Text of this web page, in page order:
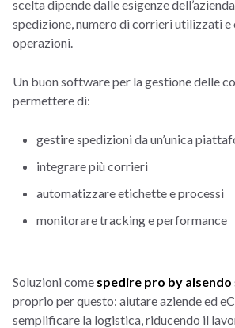
scelta dipende dalle esigenze
spedizione, numero di corrieri utilizzati e
operazioni.
Un buon software per la gestione delle
permettere di:
gestire spedizioni da un’unica
integrare più corrieri
automatizzare etichette e processi
monitorare tracking e performance
Soluzioni come spedire pro by alsendo
proprio per questo: aiutare aziende ed
semplificare la logistica, riducendo il